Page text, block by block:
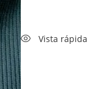
Vista rápida